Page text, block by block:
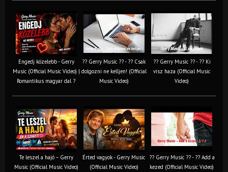
Engedj közelebb - Gerry
Music (Official Music Video) |
Romantikus magyar dal ?
?? Gerry Music ?? - ?? Csak
dolgozni ne kelljen! (Official
Music Video)
?? Gerry Music ?? - ?? Ki
visz haza (Official Music
Video)
Te leszel a hajó – Gerry
Music (Official Music Video)
Érted vagyok - Gerry Music
(Official Music Video)
?? Gerry Music ?? - ?? Add a
kezed (Official Music Video)